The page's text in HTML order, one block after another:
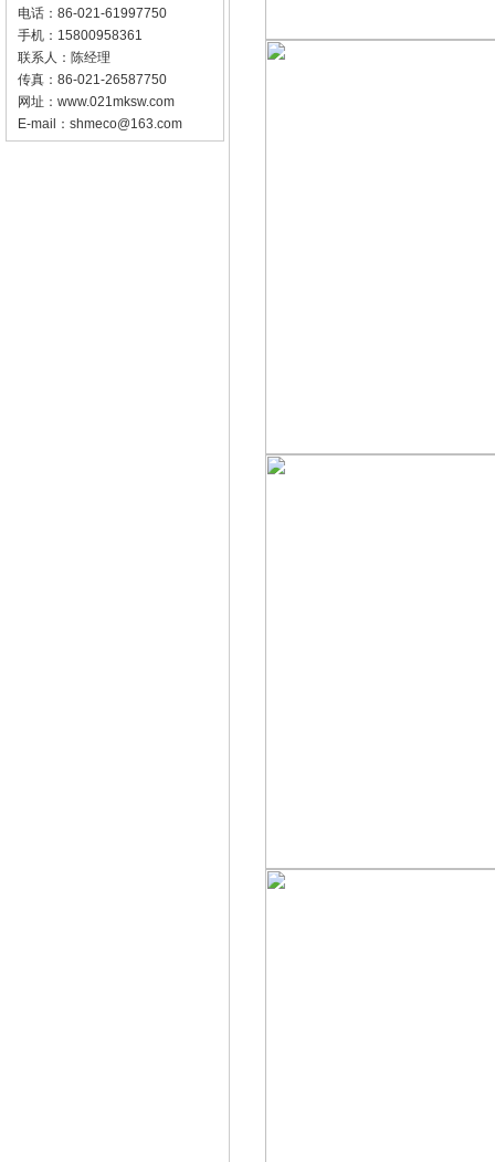
电话：86-021-61997750
手机：15800958361
联系人：陈经理
传真：86-021-26587750
网址： www.021mksw.com
E-mail： shmeco@163.com